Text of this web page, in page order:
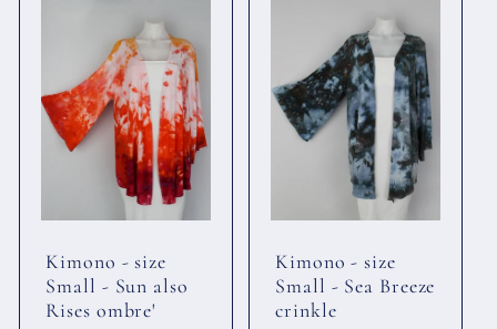
u
Kimono - size
Small - Sun also
Rises ombre'
Kimono - size
Small - Sea Breeze
crinkle